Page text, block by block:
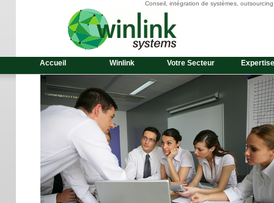
Conseil, intégration de systèmes,
Accueil Winlink Votre Secteur